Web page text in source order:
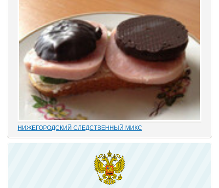
«прокручивая» маховик судебной триады? На площадках
адвокатских сообществ встречаются просто уникальные...
НИЖЕГОРОДСКИЙ СЛЕДСТВЕННЫЙ МИКС
В этом деле «прекрасно» все: от такой «малости», как
переписывание карандашиком на папке статей обвинения без
положенного по УПК РФ закрытия одного и возбуждения другого
дела, до того, что по всем законам...